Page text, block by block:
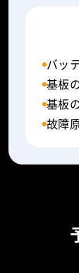
バッ
基板
基板
故障